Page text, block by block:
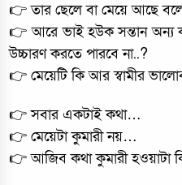
👉 তার ছেলে বা মেয়ে আছে
👉 আরে ভাই হউক সন্তান অন্য
উচ্চারণ করতে পারবে না..?
👉 মেয়েটি কি আর স্বামীর
👉 সবার একটাই কথা…
👉 মেয়েটা কুমারী নয়…
👉 আজিব কথা কুমারী হওয়াটা